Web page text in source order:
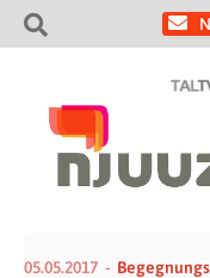
05.05.2017